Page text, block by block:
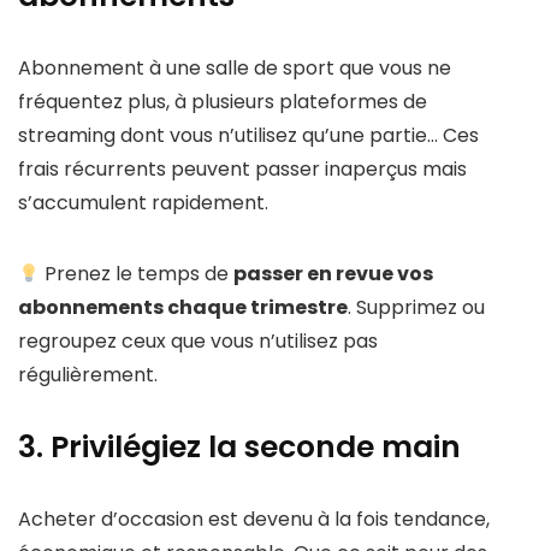
Abonnement à une salle de sport que vous ne
fréquentez plus, à plusieurs plateformes de
streaming dont vous n’utilisez qu’une partie… Ces
frais récurrents peuvent passer inaperçus mais
s’accumulent rapidement.
Prenez le temps de passer en revue vos
abonnements chaque trimestre. Supprimez ou
regroupez ceux que vous n’utilisez pas
régulièrement.
3. Privilégiez la seconde main
Acheter d’occasion est devenu à la fois tendance,